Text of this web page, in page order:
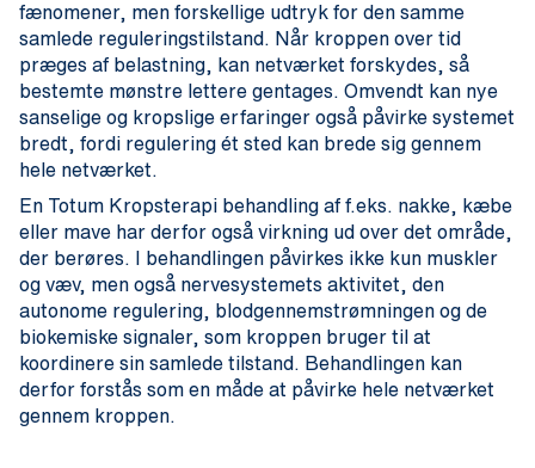
fænomener, men forskellige udtryk for den samme
samlede reguleringstilstand. Når kroppen over tid
præges af belastning, kan netværket forskydes, så
bestemte mønstre lettere gentages. Omvendt kan nye
sanselige og kropslige erfaringer også påvirke systemet
bredt, fordi regulering ét sted kan brede sig gennem
hele netværket.
En Totum Kropsterapi behandling af f.eks. nakke, kæbe
eller mave har derfor også virkning ud over det område,
der berøres. I behandlingen påvirkes ikke kun muskler
og væv, men også nervesystemets aktivitet, den
autonome regulering, blodgennemstrømningen og de
biokemiske signaler, som kroppen bruger til at
koordinere sin samlede tilstand. Behandlingen kan
derfor forstås som en måde at påvirke hele netværket
gennem kroppen.